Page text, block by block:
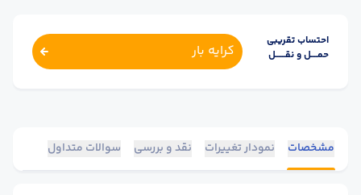
مشخصات نمودار تغییرات نقد و بررسی سوالات متداول
احتساب تقریبی
حمــــل و نقــــــل
کرایه بار